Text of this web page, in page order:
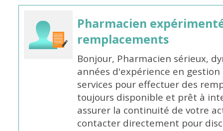
Pharmacien
remplacements
Bonjour, Pharmacien sérieux,
années d'expérience en
services pour effectuer des
toujours disponible et prêt à
assurer la continuité de votre
contacter directement pour